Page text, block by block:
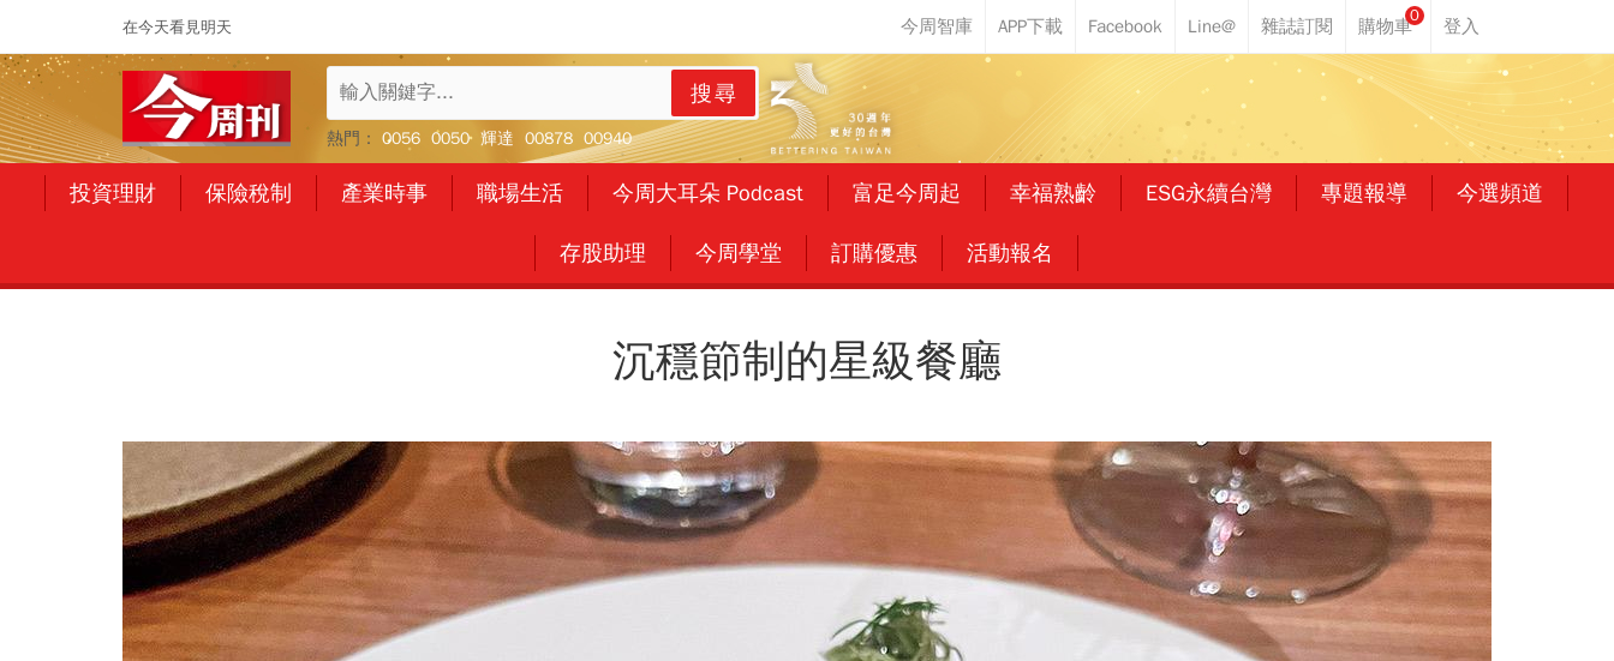
在今天看見明天
0
搜尋
熱門： 0056 0050 輝達 00878 00940
投資理財 保險稅制 產業時事 職場生活 今周大耳朵 Podcast 富足今周起 幸福熟齡 ESG永續台灣 專題報導 今選頻道
存股助理 今周學堂 訂購優惠 活動報名
沉穩節制的星級餐廳